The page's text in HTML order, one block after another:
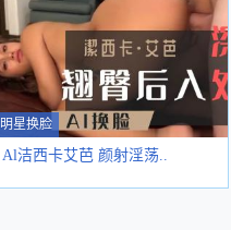
明星换脸
Al洁西卡艾芭 颜射淫荡..